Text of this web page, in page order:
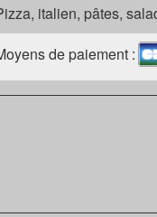
italien, pâtes,
de paiement :